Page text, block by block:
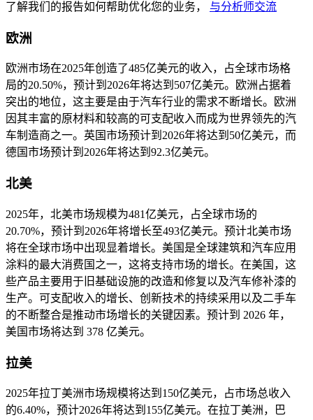
了解我们的报告如何帮助优化您的业务， 与分析师交流
欧洲
欧洲市场在2025年创造了485亿美元的收入，占全球市场格
局的20.50%，预计到2026年将达到507亿美元。欧洲占据着
突出的地位，这主要是由于汽车行业的需求不断增长。欧洲
因其丰富的原材料和较高的可支配收入而成为世界领先的汽
车制造商之一。英国市场预计到2026年将达到50亿美元，而
德国市场预计到2026年将达到92.3亿美元。
北美
2025年，北美市场规模为481亿美元，占全球市场的
20.70%，预计到2026年将增长至493亿美元。预计北美市场
将在全球市场中出现显着增长。美国是全球建筑和汽车应用
涂料的最大消费国之一，这将支持市场的增长。在美国，这
些产品主要用于旧基础设施的改造和修复以及汽车修补漆的
生产。可支配收入的增长、创新技术的持续采用以及二手车
的不断整合是推动市场增长的关键因素。预计到 2026 年，
美国市场将达到 378 亿美元。
拉美
2025年拉丁美洲市场规模将达到150亿美元，占市场总收入
的6.40%，预计2026年将达到155亿美元。在拉丁美洲，巴